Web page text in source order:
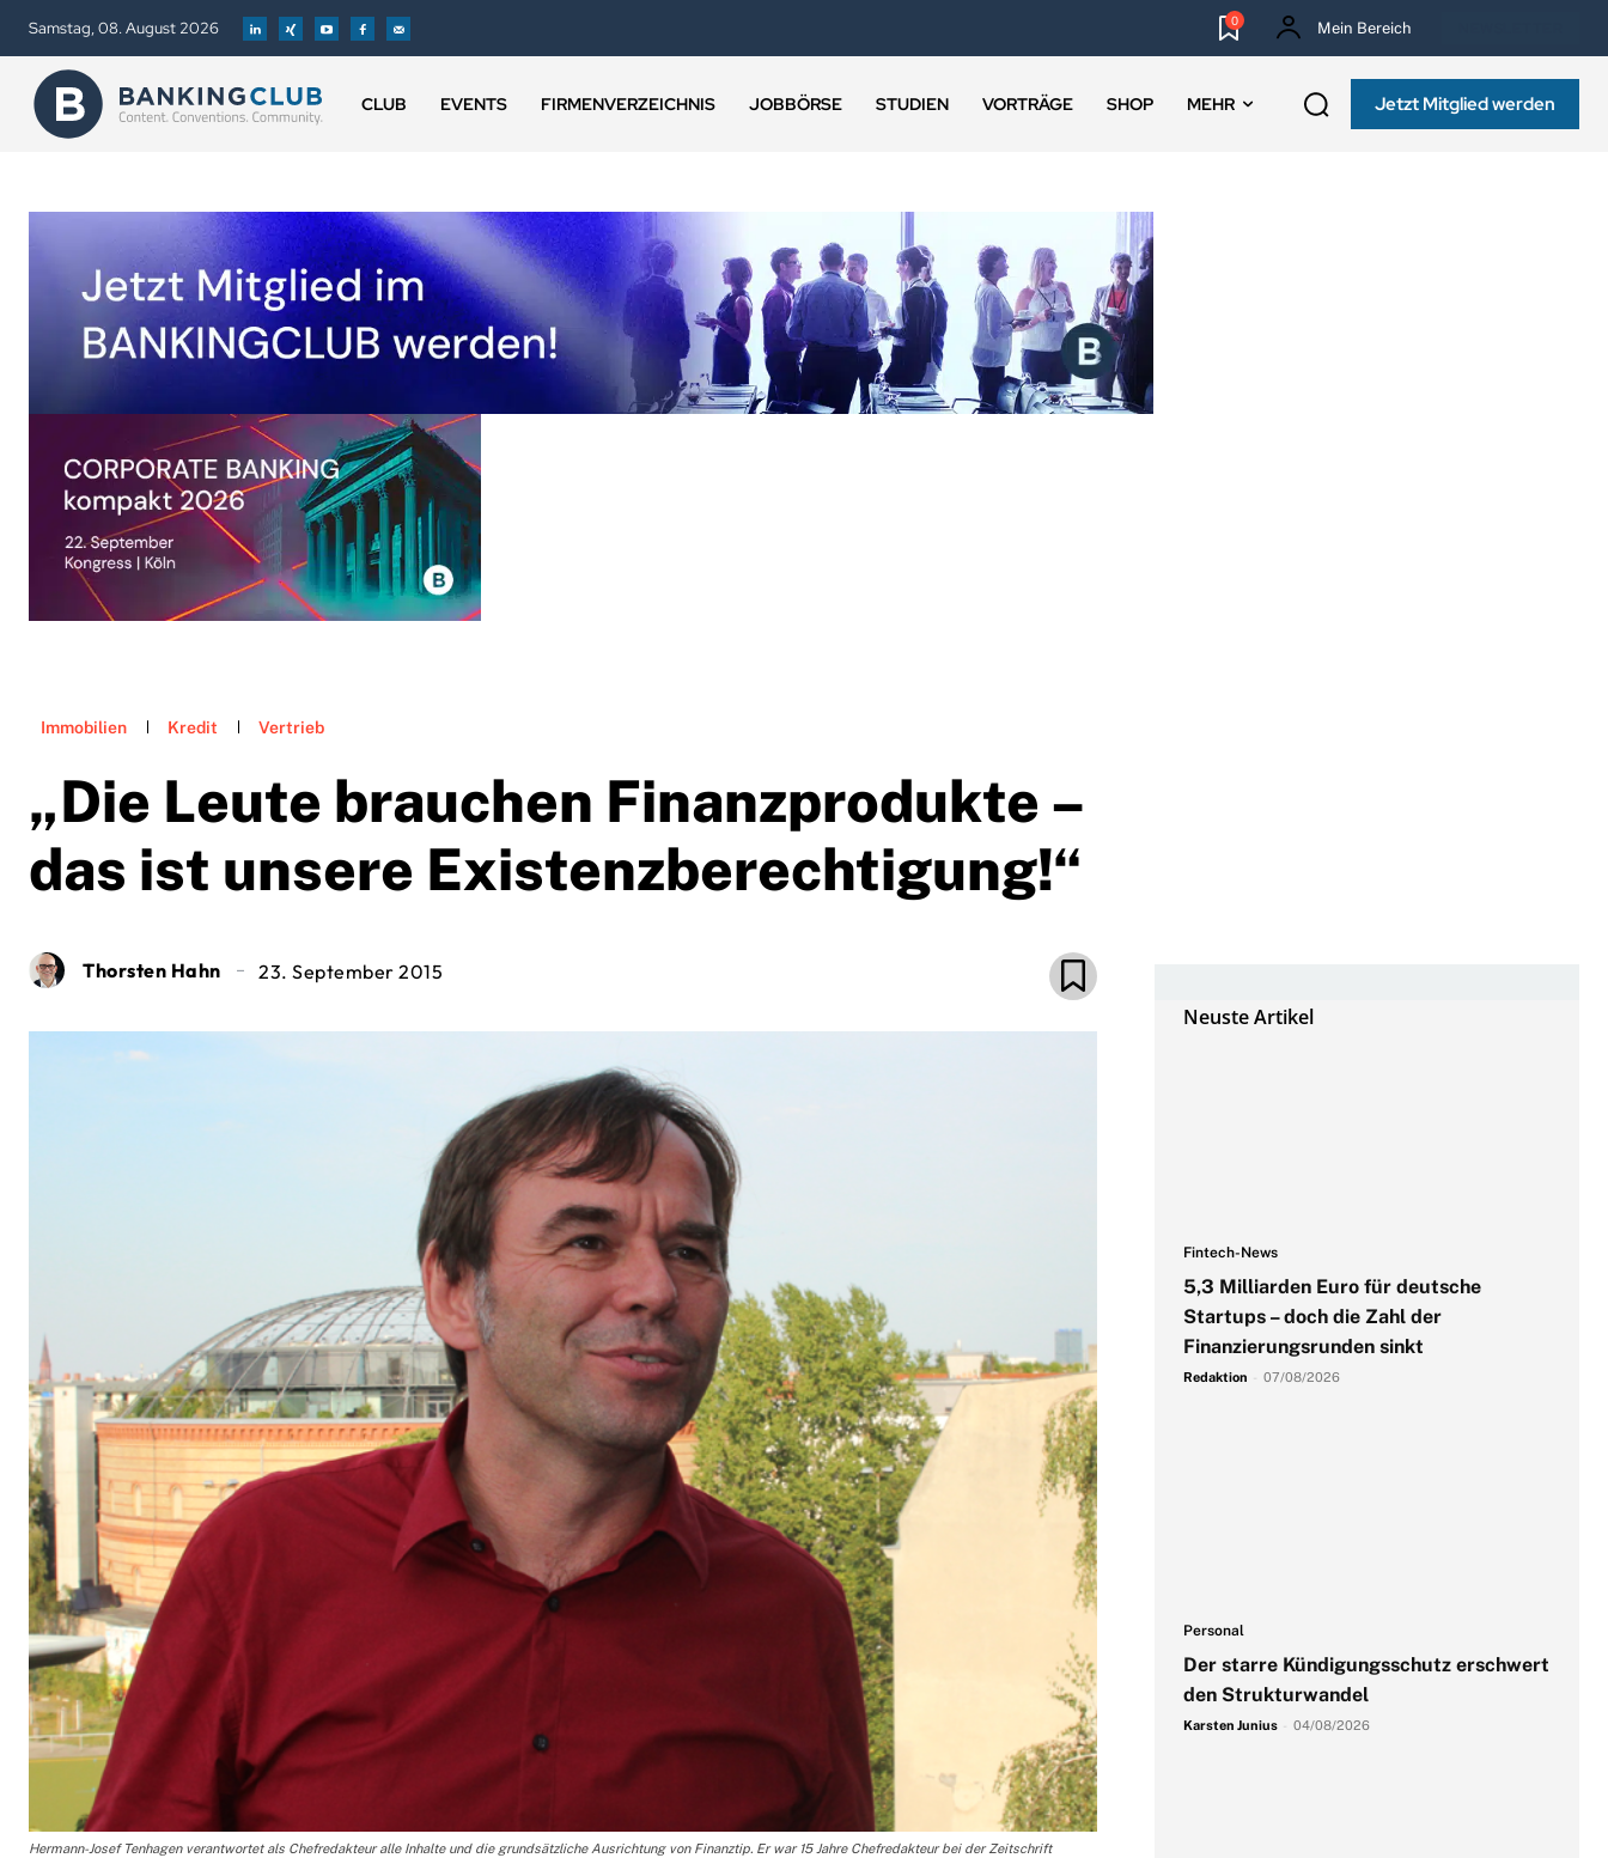
Samstag, 08. August 2026 0 Mein Bereich
CLUB EVENTS FIRMENVERZEICHNIS JOBBÖRSE STUDIEN VORTRÄGE SHOP MEHR Jetzt Mitglied werden
Immobilien Kredit Vertrieb
„Die Leute brauchen Finanzprodukte –
das ist unsere Existenzberechtigung!“
Thorsten Hahn 23. September 2015
Hermann-Josef Tenhagen verantwortet als Chefredakteur alle Inhalte und die grundsätzliche Ausrichtung von Finanztip. Er war 15 Jahre Chefredakteur bei der Zeitschrift
Neuste Artikel
Fintech-News
5,3 Milliarden Euro für deutsche
Startups – doch die Zahl der
Finanzierungsrunden sinkt
Redaktion 07/08/2026
Personal
Der starre Kündigungsschutz erschwert
den Strukturwandel
Karsten Junius 04/08/2026